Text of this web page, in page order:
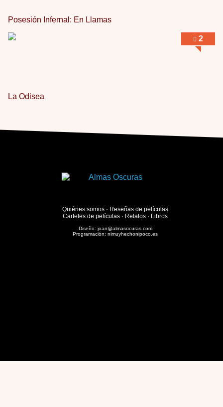
Posesión Infernal: En Llamas
2
La Odisea
Quiénes somos · Reseñas de películas
Carteles de películas · Relatos · Libros
Diseño: joan@almasocuras.com
Programación:nimuyhechonipoco.es